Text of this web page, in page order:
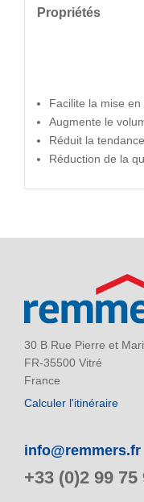
Propriétés
Facilite la mise en
Augmente le
Réduit la
Réduction de la
30 B Rue Pierre et
FR-35500 Vitré
France
Calculer l'itinéraire
info@remmers.fr
+33 (0)2 99 75